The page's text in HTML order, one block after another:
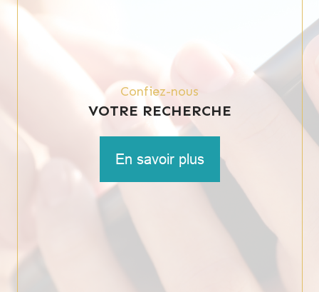
Confiez-nous
VOTRE RECHERCHE
En savoir plus